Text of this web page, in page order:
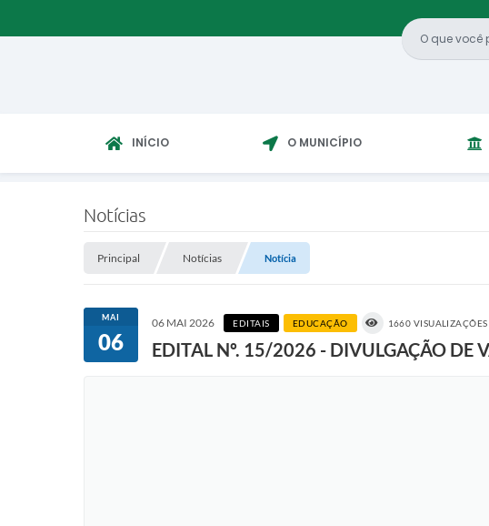
INÍCIO O MUNICÍPIO
Notícias
Principal Notícias Notícia
MAI
06
06 MAI 2026 EDITAIS EDUCAÇÃO 1660 VISUALIZAÇÕES
EDITAL Nº. 15/2026 - DIVULGAÇÃO DE